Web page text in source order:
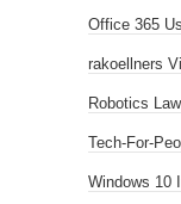
Office 365
rakoellners
Robotics Law
Tech-For-
Windows 10